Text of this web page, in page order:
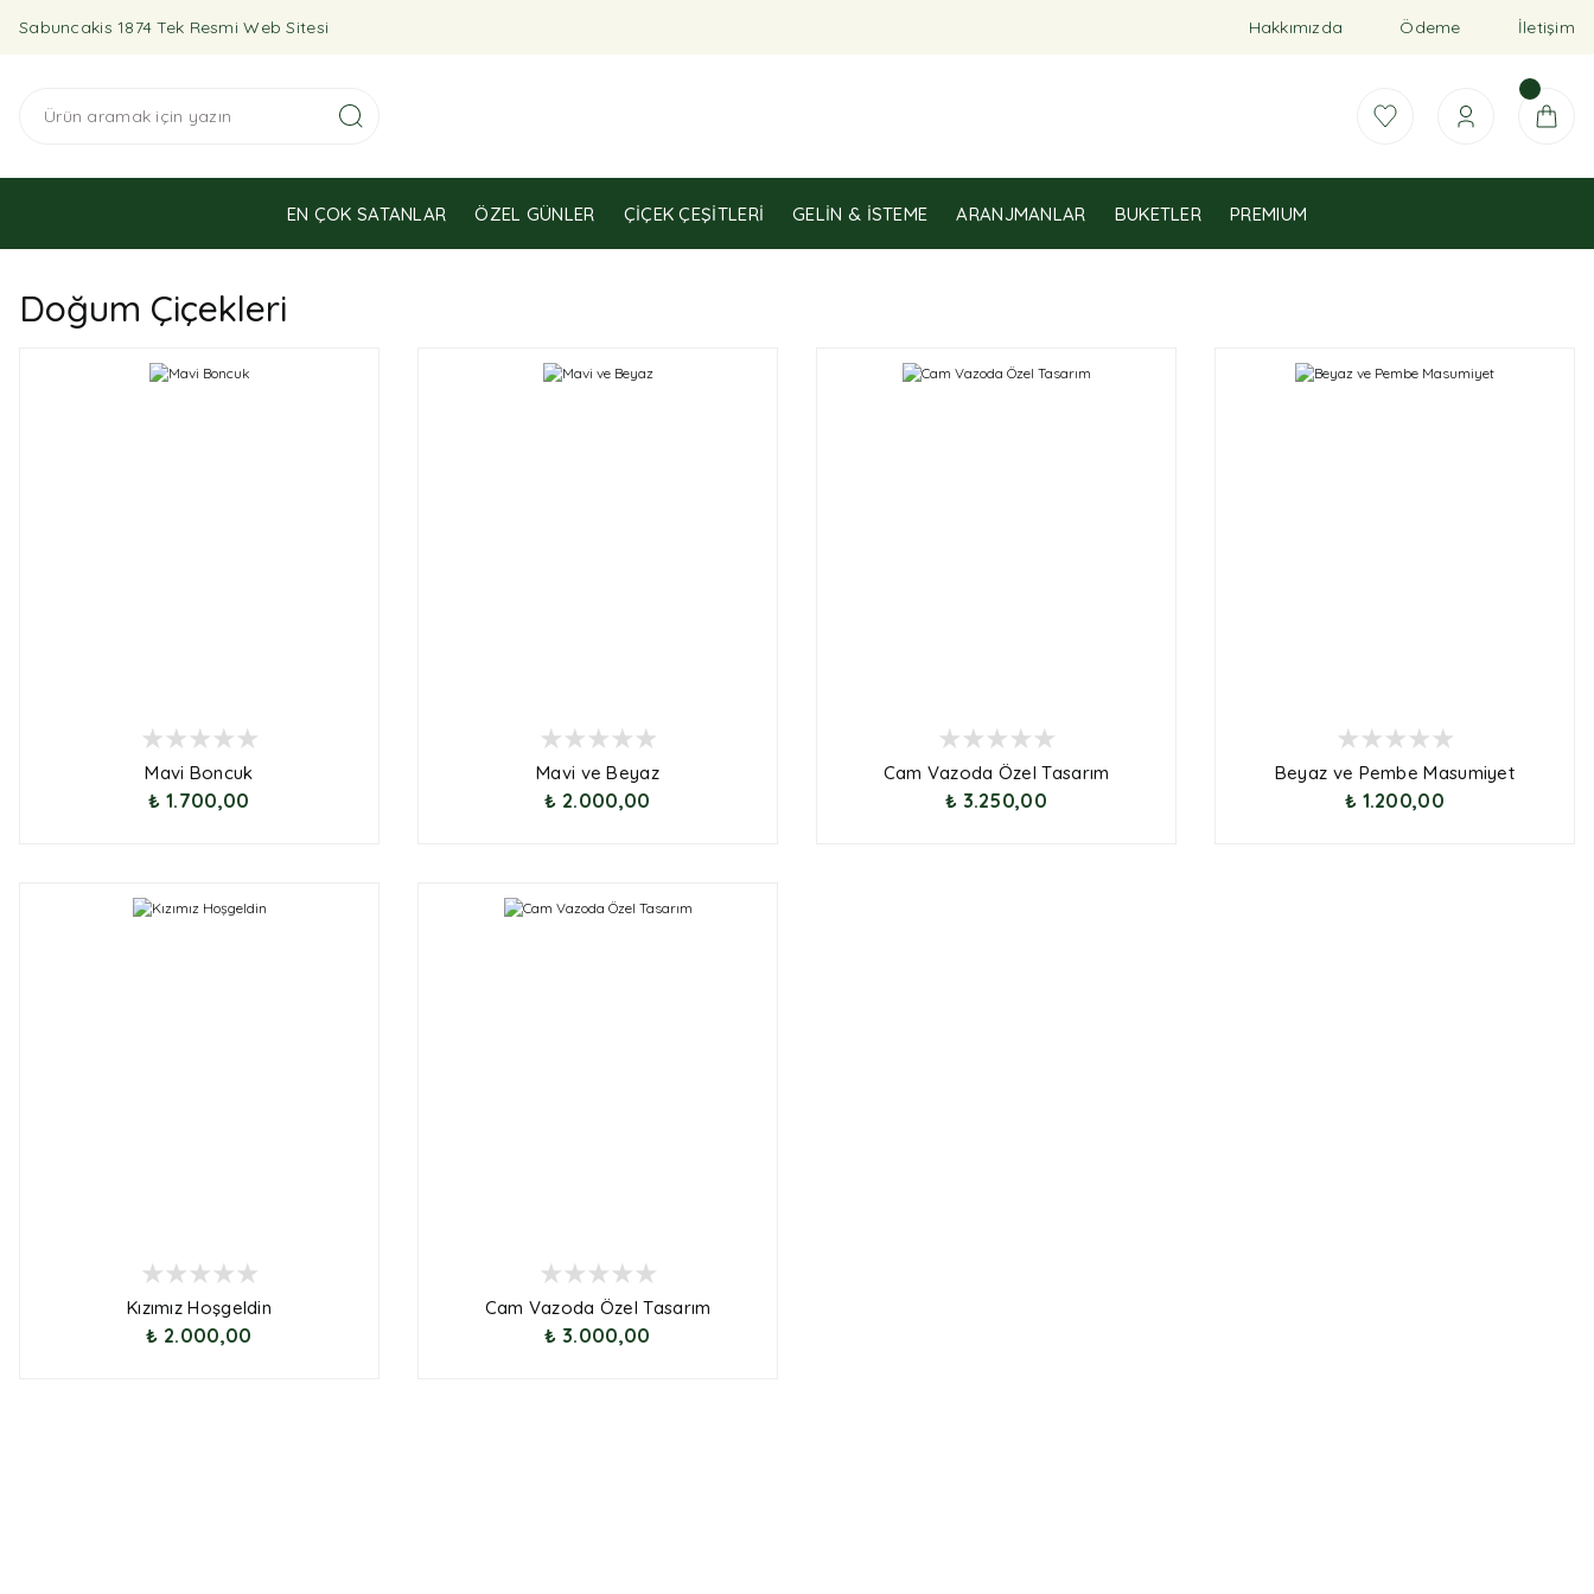
Sabuncakis 1874 Tek Resmi Web Sitesi Hakkımızda Ödeme İletişim
EN ÇOK SATANLAR ÖZEL GÜNLER ÇIÇEK ÇEŞITLERI GELIN & İSTEME ARANJMANLAR BUKETLER PREMIUM
Doğum Çiçekleri
Mavi Boncuk
₺ 1.700,00
Mavi ve Beyaz
₺ 2.000,00
Cam Vazoda Özel Tasarım
₺ 3.250,00
Beyaz ve Pembe Masumiyet
₺ 1.200,00
Kızımız Hoşgeldin
₺ 2.000,00
Cam Vazoda Özel Tasarım
₺ 3.000,00